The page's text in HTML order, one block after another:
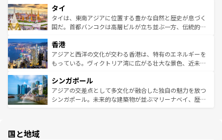
リティに包まれながら、韓国の多彩な魅力を心ゆくまで味
わってみてほしい。 なお、新着の韓国情報はコンテンツ一
覧を参照してほしい。
急速な発展と共に伝統が息づく。ハノイの古い町並みやホ
ーチミン市のフランス統治時代の建物も、独特の雰囲気を
醸し出している。また、バラエティの豊かさとおいしさで
とつ。フォーやバインミー、ベトナムコーヒーなどは、ぜ
ひ現地で味わいたい。どの地域を訪れてもあたたかい人々
が旅行者を迎えてくれるので、きっと忘れられない旅にな
参照してほしい。
タイ
タイは、東南アジアに位置する豊かな自然と歴史が息づく
国だ。首都バンコクは高層ビルが立ち並ぶ一方、伝統的な
の活気が交差している。北部ではチェンマイなどの山岳地
帯で自然と触れ合い、南部ではプーケットやクラビの美し
いビーチでリゾート気分を楽しむことができる。タイ料理
激する。気候は一年中温暖で、どの季節にも異なる楽しみ
が待っている。親しみやすいタイの人々、仏教を中心とし
た文化、そして多様な観光資源が、訪れる旅人を魅了し続
香港
アジアと西洋の文化が交わる香港は、特有のエネルギーを
もっている。ヴィクトリア湾に広がる壮大な景色、近未来
み、どこを訪れても感動するはず。観光スポットが密集し
ており、効率よく見どころを回れるのも魅力。息をのむよ
うな絶景から文化的な体験まで、香港を存分に楽しみ尽く
シンガポール
アジアの交差点として多文化が融合した独自の魅力を放つ
シンガポール。未来的な建築物が並ぶマリーナベイ、歴史
国と地域